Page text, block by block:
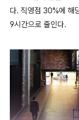
다. 직영점 30%에 해
9시간으로 줄인다.